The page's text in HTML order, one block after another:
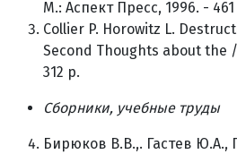
М.: Аспект Пресс, 1996. - 461
Collier P. Horowitz L.
Second Thoughts about the /
312 p.
Сборники, учебные труды
Бирюков В.В.,. Гастев Ю.А.,